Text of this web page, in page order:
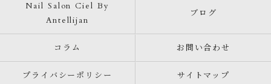
Nail Salon Ciel By
Antellijan
ブログ
コラム お問い合わせ
プライバシーポリシー サイトマップ